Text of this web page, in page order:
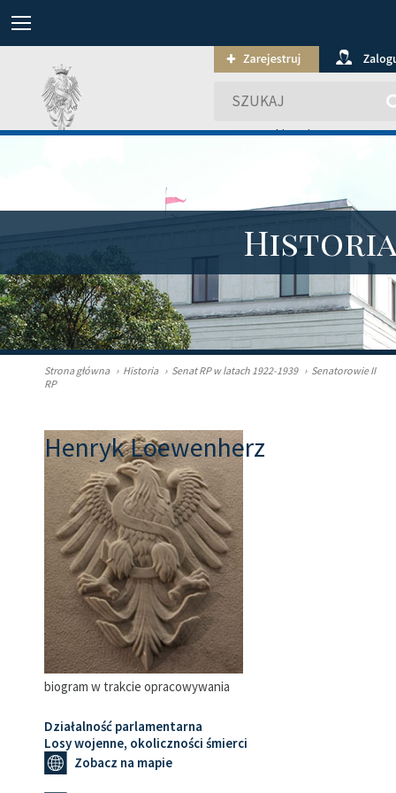
wyszukiwanie
Strona główna › Historia › Senat RP w latach 1922-1939 › Senatorowie II
RP
Henryk Loewenherz
biogram w trakcie opracowywania
Działalność parlamentarna
Losy wojenne, okoliczności śmierci
Zobacz na mapie